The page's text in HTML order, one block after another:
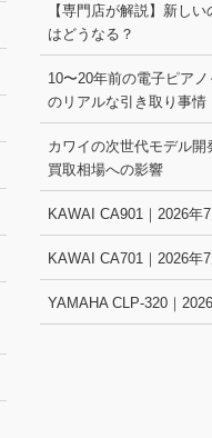
【専門店が解説】新し
はどうなる？
10〜20年前の電子ピア
のリアルな引き取り事情
カワイの次世代モデル
買取相場への影響
KAWAI CA901｜2026年
KAWAI CA701｜2026年
YAMAHA CLP-320｜